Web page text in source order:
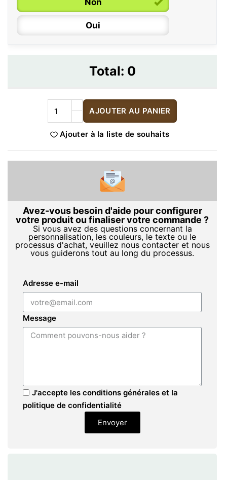
Non
Oui
Total: 0
AJOUTER AU PANIER
Ajouter à la liste de souhaits
Avez-vous besoin d'aide pour configurer
votre produit ou finaliser votre commande ?
Si vous avez des questions concernant la
personnalisation, les couleurs, le texte ou le
processus d'achat, veuillez nous contacter et nous
vous guiderons tout au long du processus.
Adresse e-mail
Message
J'accepte les conditions générales et la
politique de confidentialité
Envoyer